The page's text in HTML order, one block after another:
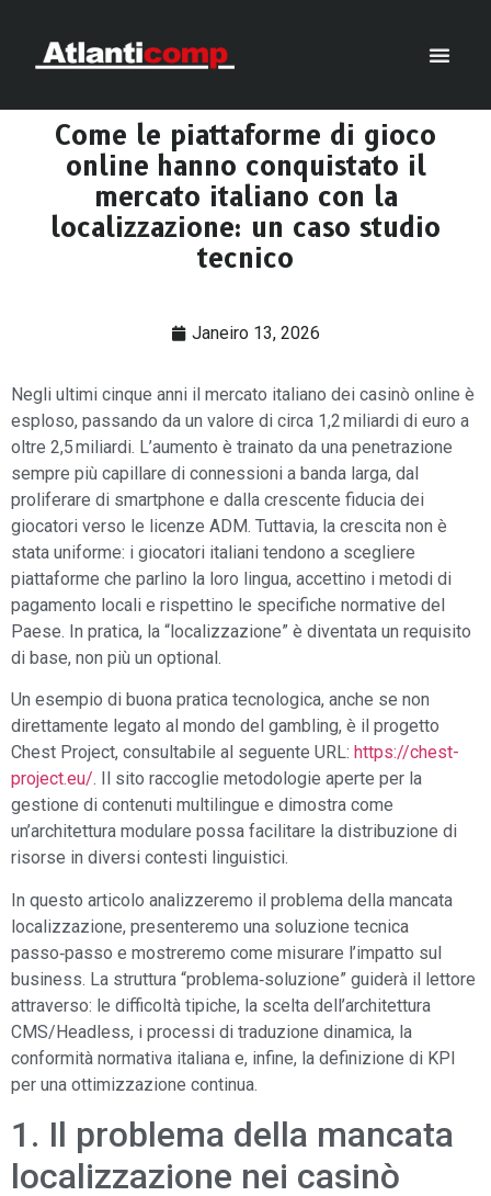
Come le piattaforme di gioco
online hanno conquistato il
mercato italiano con la
localizzazione: un caso studio
tecnico
Janeiro 13, 2026
Negli ultimi cinque anni il mercato italiano dei casinò online è
esploso, passando da un valore di circa 1,2 miliardi di euro a
oltre 2,5 miliardi. L’aumento è trainato da una penetrazione
sempre più capillare di connessioni a banda larga, dal
proliferare di smartphone e dalla crescente fiducia dei
giocatori verso le licenze ADM. Tuttavia, la crescita non è
stata uniforme: i giocatori italiani tendono a scegliere
piattaforme che parlino la loro lingua, accettino i metodi di
pagamento locali e rispettino le specifiche normative del
Paese. In pratica, la “localizzazione” è diventata un requisito
di base, non più un optional.
Un esempio di buona pratica tecnologica, anche se non
direttamente legato al mondo del gambling, è il progetto
Chest Project, consultabile al seguente URL: https://chest-
project.eu/. Il sito raccoglie metodologie aperte per la
gestione di contenuti multilingue e dimostra come
un’architettura modulare possa facilitare la distribuzione di
risorse in diversi contesti linguistici.
In questo articolo analizzeremo il problema della mancata
localizzazione, presenteremo una soluzione tecnica
passo‑passo e mostreremo come misurare l’impatto sul
business. La struttura “problema‑soluzione” guiderà il lettore
attraverso: le difficoltà tipiche, la scelta dell’architettura
CMS/Headless, i processi di traduzione dinamica, la
conformità normativa italiana e, infine, la definizione di KPI
per una ottimizzazione continua.
1. Il problema della mancata
localizzazione nei casinò